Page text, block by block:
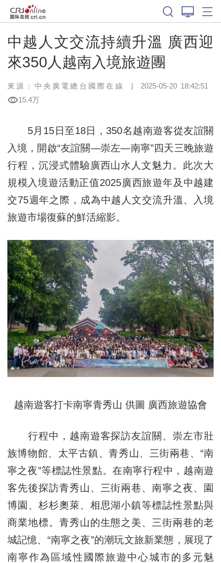
中越人文交流持續升溫 廣西迎
來350人越南入境旅遊團
來源：中央廣電總台國際在線 | 2025-05-20 18:42:51
15.4万
5月15日至18日，350名越南遊客從友誼關
入境，開啟“友誼關—崇左—南寧”四天三晚旅遊
行程，沉浸式體驗廣西山水人文魅力。此次大
規模入境遊活動正值2025廣西旅遊年及中越建
交75週年之際，成為中越人文交流升溫、入境
旅遊市場復蘇的鮮活縮影。
越南遊客打卡南寧青秀山 供圖 廣西旅遊協會
行程中，越南遊客探訪友誼關、崇左市壯
族博物館、太平古鎮、青秀山、三街兩巷、“南
寧之夜”等標誌性景點。在南寧行程中，越南遊
客先後探訪青秀山、三街兩巷、南寧之夜、園
博園、杉杉奧萊、相思湖小鎮等標誌性景點與
商業地標。青秀山的生態之美、三街兩巷的老
城記憶、“南寧之夜”的潮玩文旅新業態，展現了
南寧作為區域性國際旅遊中心城市的多元魅